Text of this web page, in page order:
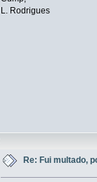
L. Rodrigues
Re: Fui multado,